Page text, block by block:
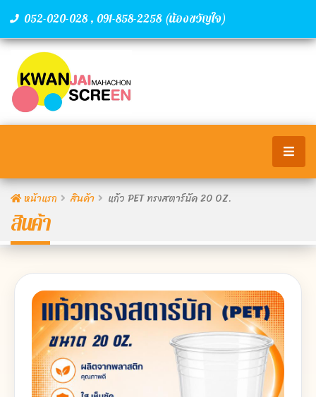
052-020-028 , 091-858-2258 (น้องขวัญใจ)
หน้าแรก สินค้า แก้ว PET ทรงสตาร์บัค 20 OZ.
สินค้า